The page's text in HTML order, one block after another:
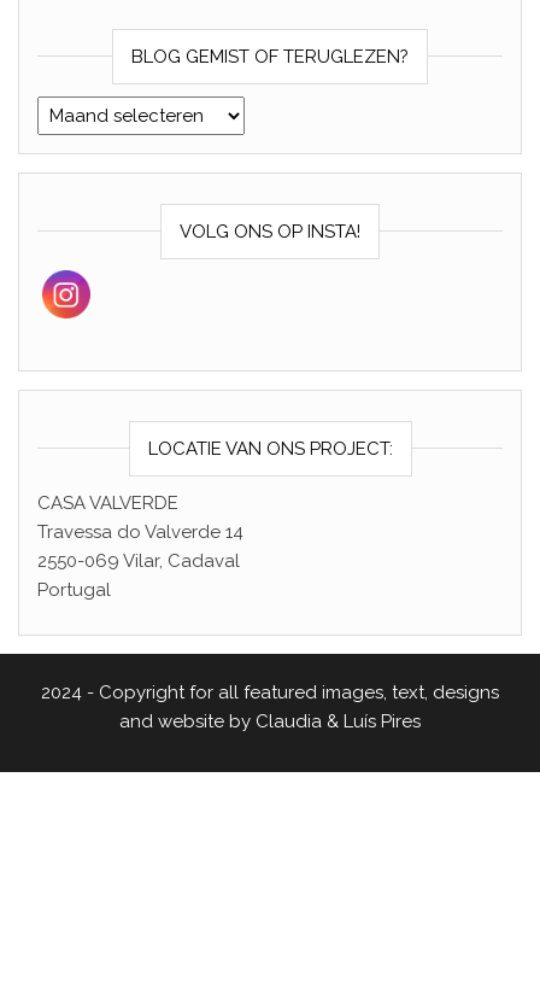
BLOG GEMIST OF TERUGLEZEN?
Blog gemist of teruglezen?
VOLG ONS OP INSTA!
LOCATIE VAN ONS PROJECT:
CASA VALVERDE
Travessa do Valverde 14
2550-069 Vilar, Cadaval
Portugal
2024 - Copyright for all featured images, text, designs
and website by Claudia & Luís Pires